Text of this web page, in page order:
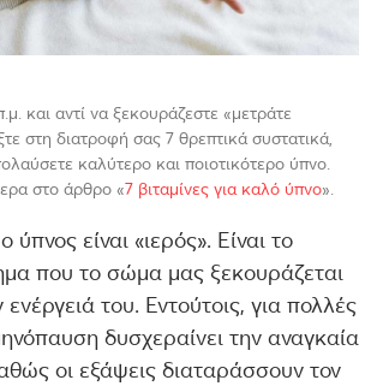
και αντί να ξεκουράζεστε «μετράτε
στη διατροφή σας 7 θρεπτικά συστατικά,
καλύτερο και ποιοτικότερο ύπνο.
στο άρθρο «7 βιταμίνες για καλό ύπνο».
είναι «ιερός». Είναι το
που το σώμα μας ξεκουράζεται
του. Εντούτοις, για πολλές
δυσχεραίνει την αναγκαία
οι εξάψεις διαταράσσουν τον